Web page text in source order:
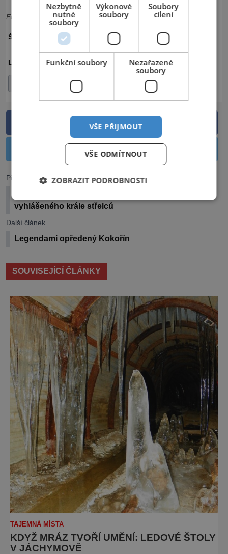
Foto: Shutterstock
ŠTÍTKY: PŘÍBRAM SVATÁ HORA
LOKALITA: ČESKO OKRES PŘÍBRAM
STŘEDOČESKÝ KRAJ
Sdílet na Facebooku
Sdílet na Twitteru
Předchozí článek
vyhlášeného krále střelců
Další článek
Legendami opředený Kokořín
SOUVISEJÍCÍ ČLÁNKY
TAJEMNÁ MÍSTA
KDYŽ MRÁZ TVOŘÍ UMĚNÍ: LEDOVÉ ŠTOLY
V JÁCHYMOVĚ
Nezbytně
nutné
soubory
Výkonové
soubory
Soubory
cílení
Funkční soubory
Nezařazené
soubory
VŠE PŘIJMOUT
VŠE ODMÍTNOUT
ZOBRAZIT PODROBNOSTI